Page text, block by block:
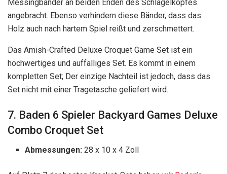
Messingbänder an beiden Enden des Schlägelkopfes
angebracht. Ebenso verhindern diese Bänder, dass das
Holz auch nach hartem Spiel reißt und zerschmettert.
Das Amish-Crafted Deluxe Croquet Game Set ist ein
hochwertiges und auffälliges Set. Es kommt in einem
kompletten Set; Der einzige Nachteil ist jedoch, dass das
Set nicht mit einer Tragetasche geliefert wird.
7. Baden 6 Spieler Backyard Games Deluxe
Combo Croquet Set
Abmessungen: 28 x 10 x 4 Zoll